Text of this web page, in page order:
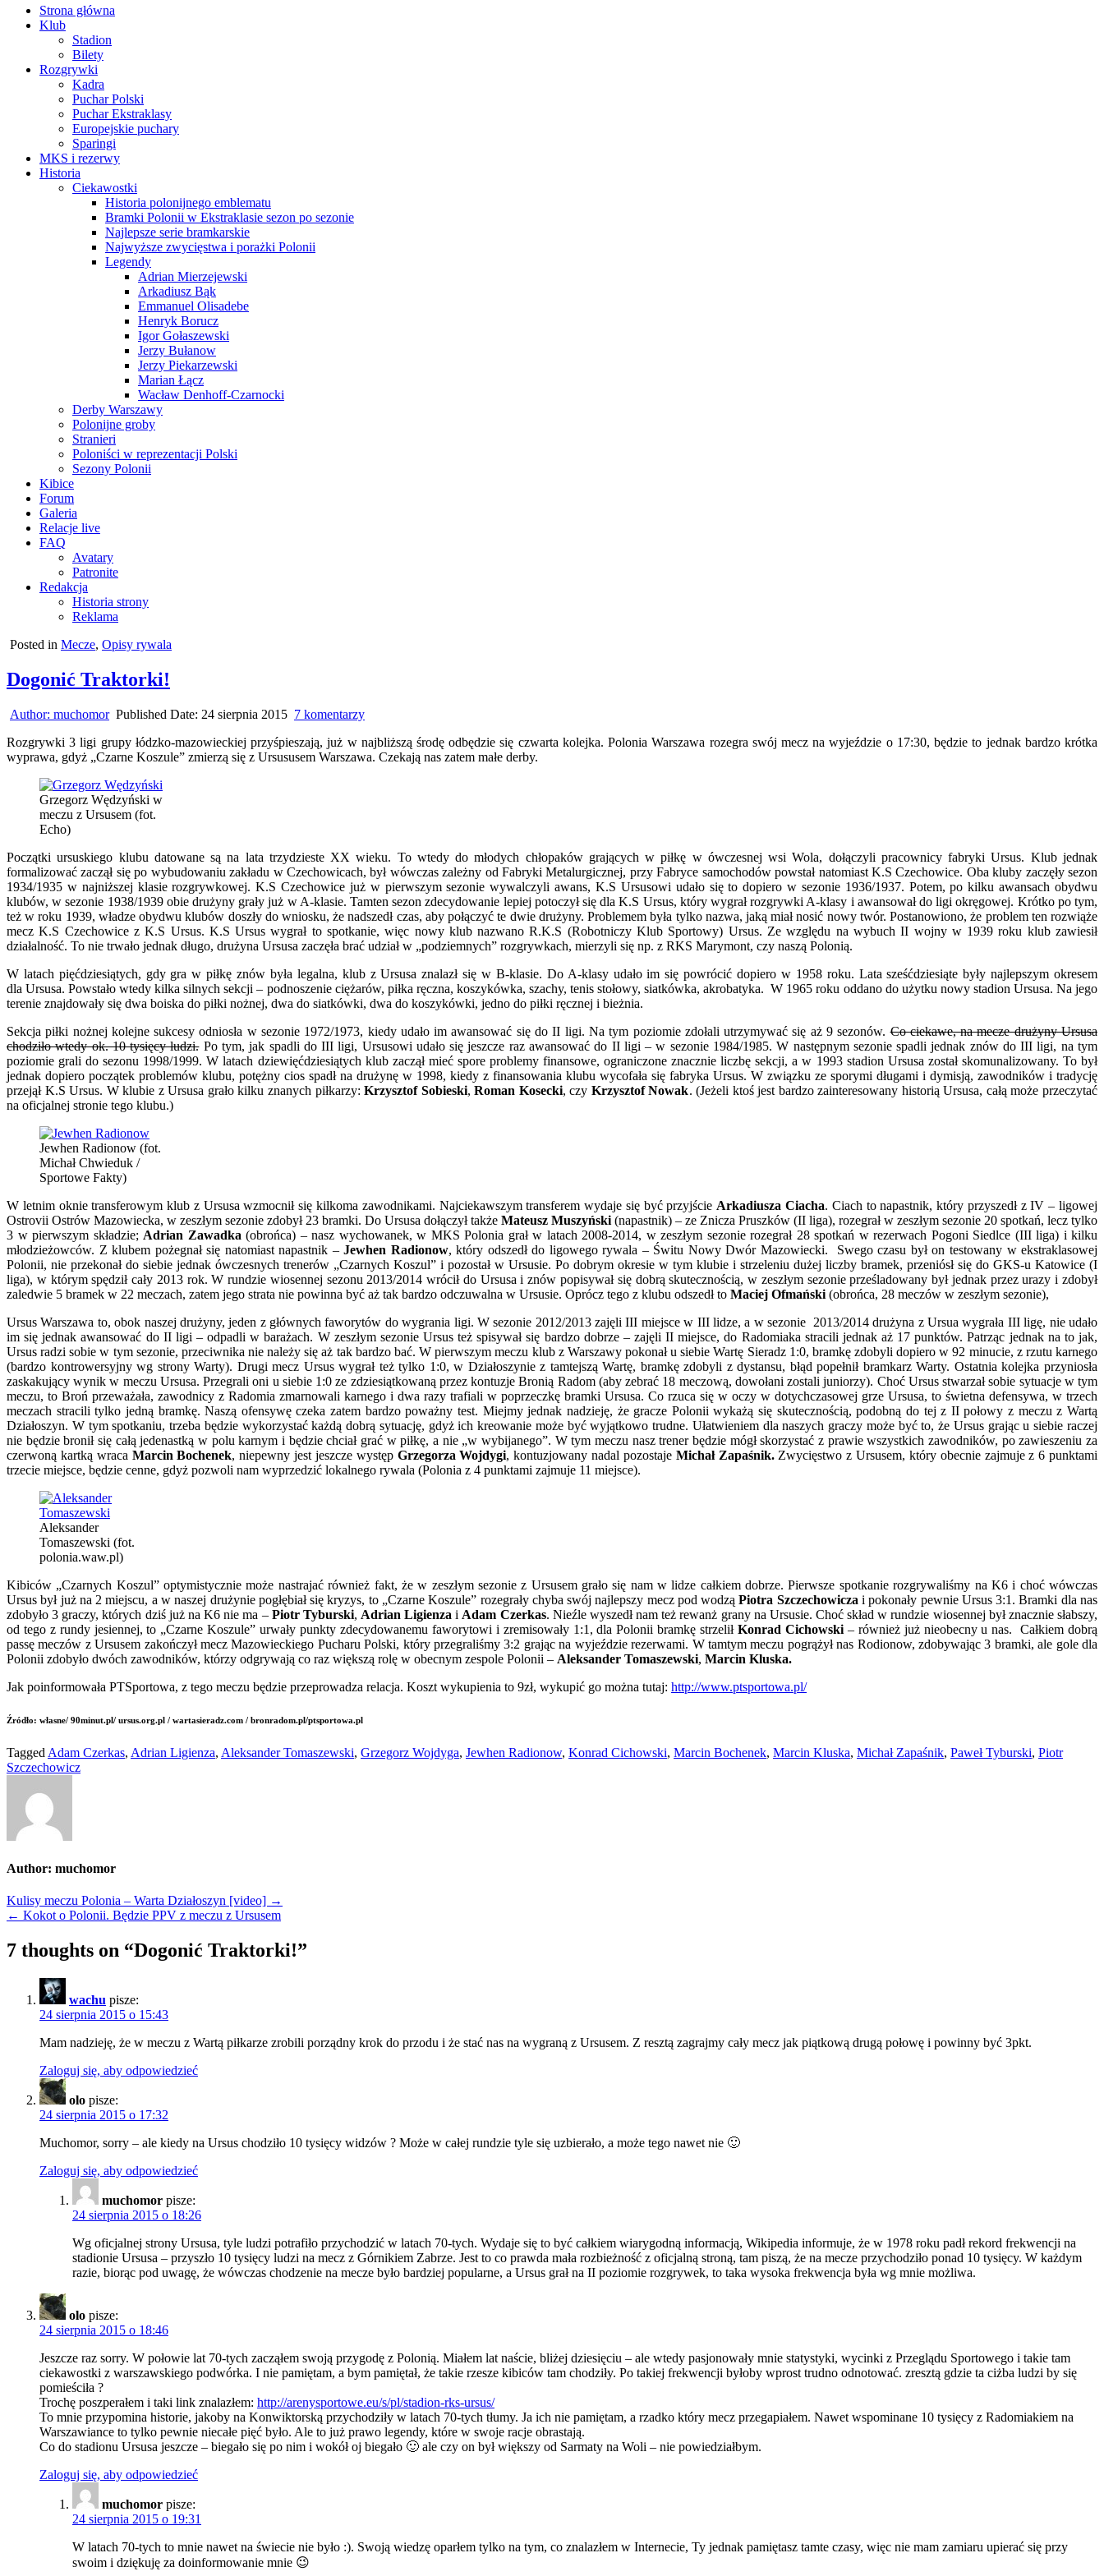
Strona główna
Klub
Stadion
Bilety
Rozgrywki
Kadra
Puchar Polski
Puchar Ekstraklasy
Europejskie puchary
Sparingi
MKS i rezerwy
Historia
Ciekawostki
Historia polonijnego emblematu
Bramki Polonii w Ekstraklasie sezon po sezonie
Najlepsze serie bramkarskie
Najwyższe zwycięstwa i porażki Polonii
Legendy
Adrian Mierzejewski
Arkadiusz Bąk
Emmanuel Olisadebe
Henryk Borucz
Igor Gołaszewski
Jerzy Bułanow
Jerzy Piekarzewski
Marian Łącz
Wacław Denhoff-Czarnocki
Derby Warszawy
Polonijne groby
Stranieri
Poloniści w reprezentacji Polski
Sezony Polonii
Kibice
Forum
Galeria
Relacje live
FAQ
Avatary
Patronite
Redakcja
Historia strony
Reklama
Posted in Mecze, Opisy rywala
Dogonić Traktorki!
Author: muchomor Published Date: 24 sierpnia 2015 7 komentarzydo
Traktorki!
Rozgrywki 3 ligi grupy łódzko-mazowieckiej przyśpieszają, już w najbliższą środę odbędzie się czwarta kolejka. Polonia Warszawa rozegra swój mecz na wyjeździe o 17:30, będzie to jednak bardzo krótka
wyprawa, gdyż „Czarne Koszule” zmierzą się z Ursususem Warszawa. Czekają nas zatem małe derby.
Grzegorz Wędzyński w
meczu z Ursusem (fot.
Echo)
Początki ursuskiego klubu datowane są na lata trzydzieste XX wieku. To wtedy do młodych chłopaków grających w piłkę w ówczesnej wsi Wola, dołączyli pracownicy fabryki Ursus. Klub jednak
formalizować zaczął się po wybudowaniu zakładu w Czechowicach, był wówczas zależny od Fabryki Metalurgicznej, przy Fabryce samochodów powstał natomiast K.S Czechowice. Oba kluby zaczęły sezon
1934/1935 w najniższej klasie rozgrywkowej. K.S Czechowice już w pierwszym sezonie wywalczyli awans, K.S Ursusowi udało się to dopiero w sezonie 1936/1937. Potem, po kilku awansach obydwu
klubów, w sezonie 1938/1939 obie drużyny grały już w A-klasie. Tamten sezon zdecydowanie lepiej potoczył się dla K.S Ursus, który wygrał rozgrywki A-klasy i awansował do ligi okręgowej. Krótko po tym,
też w roku 1939, władze obydwu klubów doszły do wniosku, że nadszedł czas, aby połączyć te dwie drużyny. Problemem była tylko nazwa, jaką miał nosić nowy twór. Postanowiono, że problem ten rozwiąże
mecz K.S Czechowice z K.S Ursus. K.S Ursus wygrał to spotkanie, więc nowy klub nazwano R.K.S (Robotniczy Klub Sportowy) Ursus. Ze względu na wybuch II wojny w 1939 roku klub zawiesił
działalność. To nie trwało jednak długo, drużyna Ursusa zaczęła brać udział w „podziemnych” rozgrywkach, mierzyli się np. z RKS Marymont, czy naszą Polonią.
W latach pięćdziesiątych, gdy gra w piłkę znów była legalna, klub z Ursusa znalazł się w B-klasie. Do A-klasy udało im się powrócić dopiero w 1958 roku. Lata sześćdziesiąte były najlepszym okresem
dla Ursusa. Powstało wtedy kilka silnych sekcji – podnoszenie ciężarów, piłka ręczna, koszykówka, szachy, tenis stołowy, siatkówka, akrobatyka. W 1965 roku oddano do użytku nowy stadion Ursusa. Na jego
terenie znajdowały się dwa boiska do piłki nożnej, dwa do siatkówki, dwa do koszykówki, jedno do piłki ręcznej i bieżnia.
Sekcja piłki nożnej kolejne sukcesy odniosła w sezonie 1972/1973, kiedy udało im awansować się do II ligi. Na tym poziomie zdołali utrzymywać się aż 9 sezonów.Co ciekawe, na mecze drużyny Ursusa
chodziło wtedy ok. 10 tysięcy ludzi.Po tym, jak spadli do III ligi, Ursusowi udało się jeszcze raz awansować do II ligi – w sezonie 1984/1985. W następnym sezonie spadli jednak znów do III ligi, na tym
poziomie grali do sezonu 1998/1999. W latach dziewięćdziesiątych klub zaczął mieć spore problemy finansowe, ograniczone znacznie liczbę sekcji, a w 1993 stadion Ursusa został skomunalizowany. To był
jednak dopiero początek problemów klubu, potężny cios spadł na drużynę w 1998, kiedy z finansowania klubu wycofała się fabryka Ursus. W związku ze sporymi długami i dymisją, zawodników i tradycję
przejął K.S Ursus. W klubie z Ursusa grało kilku znanych piłkarzy: Krzysztof Sobieski,Roman Kosecki, czy Krzysztof Nowak. (Jeżeli ktoś jest bardzo zainteresowany historią Ursusa, całą może przeczytać
na oficjalnej stronie tego klubu.)
Jewhen Radionow (fot.
Michał Chwieduk /
Sportowe Fakty)
W letnim oknie transferowym klub z Ursusa wzmocnił się kilkoma zawodnikami. Najciekawszym transferem wydaje się być przyjście Arkadiusza Ciacha. Ciach to napastnik, który przyszedł z IV – ligowej
Ostrovii Ostrów Mazowiecka, w zeszłym sezonie zdobył 23 bramki. Do Ursusa dołączył także Mateusz Muszyński (napastnik) – ze Znicza Pruszków (II liga), rozegrał w zeszłym sezonie 20 spotkań, lecz tylko
3 w pierwszym składzie; Adrian Zawadka (obrońca) – nasz wychowanek, w MKS Polonia grał w latach 2008-2014, w zeszłym sezonie rozegrał 28 spotkań w rezerwach Pogoni Siedlce (III liga) i kilku
młodzieżowców. Z klubem pożegnał się natomiast napastnik –Jewhen Radionow, który odszedł do ligowego rywala – Świtu Nowy Dwór Mazowiecki. Swego czasu był on testowany w ekstraklasowej
Polonii, nie przekonał do siebie jednak ówczesnych trenerów „Czarnych Koszul” i pozostał w Ursusie. Po dobrym okresie w tym klubie i strzeleniu dużej liczby bramek, przeniósł się do GKS-u Katowice (I
liga), w którym spędził cały 2013 rok. W rundzie wiosennej sezonu 2013/2014 wrócił do Ursusa i znów popisywał się dobrą skutecznością, w zeszłym sezonie prześladowany był jednak przez urazy i zdobył
zaledwie 5 bramek w 22 meczach, zatem jego strata nie powinna być aż tak bardzo odczuwalna w Ursusie. Oprócz tego z klubu odszedł to Maciej Ofmański (obrońca, 28 meczów w zeszłym sezonie),
Ursus Warszawa to, obok naszej drużyny, jeden z głównych faworytów do wygrania ligi. W sezonie 2012/2013 zajęli III miejsce w III lidze, a w sezonie 2013/2014 drużyna z Ursua wygrała III ligę, nie udało
im się jednak awansować do II ligi – odpadli w barażach. W zeszłym sezonie Ursus też spisywał się bardzo dobrze – zajęli II miejsce, do Radomiaka stracili jednak aż 17 punktów. Patrząc jednak na to jak,
Ursus radzi sobie w tym sezonie, przeciwnika nie należy się aż tak bardzo bać. W pierwszym meczu klub z Warszawy pokonał u siebie Wartę Sieradz 1:0, bramkę zdobyli dopiero w 92 minucie, z rzutu karnego
(bardzo kontrowersyjny wg strony Warty). Drugi mecz Ursus wygrał też tylko 1:0, w Działoszynie z tamtejszą Wartę, bramkę zdobyli z dystansu, błąd popełnił bramkarz Warty. Ostatnia kolejka przyniosła
zaskakujący wynik w meczu Ursusa. Przegrali oni u siebie 1:0 ze zdziesiątkowaną przez kontuzje Bronią Radom (aby zebrać 18 meczową, dowołani zostali juniorzy). Choć Ursus stwarzał sobie sytuacje w tym
meczu, to Broń przeważała, zawodnicy z Radomia zmarnowali karnego i dwa razy trafiali w poprzeczkę bramki Ursusa. Co rzuca się w oczy w dotychczasowej grze Ursusa, to świetna defensywa, w trzech
meczach stracili tylko jedną bramkę. Naszą ofensywę czeka zatem bardzo poważny test. Miejmy jednak nadzieję, że gracze Polonii wykażą się skutecznością, podobną do tej z II połowy z meczu z Wartą
Działoszyn. W tym spotkaniu, trzeba będzie wykorzystać każdą dobrą sytuację, gdyż ich kreowanie może być wyjątkowo trudne. Ułatwieniem dla naszych graczy może być to, że Ursus grając u siebie raczej
nie będzie bronił się całą jedenastką w polu karnym i będzie chciał grać w piłkę, a nie „w wybijanego”. W tym meczu nasz trener będzie mógł skorzystać z prawie wszystkich zawodników, po zawieszeniu za
czerwoną kartką wraca Marcin Bochenek, niepewny jest jeszcze występ Grzegorza Wojdygi, kontuzjowany nadal pozostaje Michał Zapaśnik.Zwycięstwo z Ursusem, który obecnie zajmuje z 6 punktami
trzecie miejsce, będzie cenne, gdyż pozwoli nam wyprzedzić lokalnego rywala (Polonia z 4 punktami zajmuje 11 miejsce).
Aleksander
Tomaszewski (fot.
polonia.waw.pl)
Kibiców „Czarnych Koszul” optymistycznie może nastrajać również fakt, że w zeszłym sezonie z Ursusem grało się nam w lidze całkiem dobrze. Pierwsze spotkanie rozgrywaliśmy na K6 i choć wówczas
Ursus był już na 2 miejscu, a w naszej drużynie pogłębiał się kryzys, to „Czarne Koszule” rozegrały chyba swój najlepszy mecz pod wodząPiotra Szczechowiczai pokonały pewnie Ursus 3:1. Bramki dla nas
zdobyło 3 graczy, których dziś już na K6 nie ma – Piotr Tyburski, Adrian Ligienzai Adam Czerkas. Nieźle wyszedł nam też rewanż grany na Ursusie. Choć skład w rundzie wiosennej był znacznie słabszy,
od tego z rundy jesiennej, to „Czarne Koszule” urwały punkty zdecydowanemu faworytowi i zremisowały 1:1, dla Polonii bramkę strzeliłKonrad Cichowski– również już nieobecny u nas. Całkiem dobrą
passę meczów z Ursusem zakończył mecz Mazowieckiego Pucharu Polski, który przegraliśmy 3:2 grając na wyjeździe rezerwami. W tamtym meczu pogrążył nas Rodionow, zdobywając 3 bramki, ale gole dla
Polonii zdobyło dwóch zawodników, którzy odgrywają co raz większą rolę w obecnym zespole Polonii – Aleksander Tomaszewski, Marcin Kluska.
Jak poinformowała PTSportowa, z tego meczu będzie przeprowadza relacja. Koszt wykupienia to 9zł, wykupić go można tutaj: http://www.ptsportowa.pl/
Źródło: własne/ 90minut.pl/ ursus.org.pl / wartasieradz.com / bronradom.pl/ptsportowa.pl
Tagged Adam Czerkas, Adrian Ligienza, Aleksander Tomaszewski, Grzegorz Wojdyga, Jewhen Radionow, Konrad Cichowski, Marcin Bochenek, Marcin Kluska, Michał Zapaśnik, Paweł Tyburski, Piotr
Szczechowicz
Author: muchomor
Nawigacja
wpisu
Kulisy meczu Polonia – Warta Działoszyn [video] →
← Kokot o Polonii. Będzie PPV z meczu z Ursusem
7 thoughts on “Dogonić Traktorki!”
wachu pisze:
24 sierpnia 2015 o 15:43
Mam nadzieję, że w meczu z Wartą piłkarze zrobili porządny krok do przodu i że stać nas na wygraną z Ursusem. Z resztą zagrajmy cały mecz jak piątkową drugą połowę i powinny być 3pkt.
Zaloguj się, aby odpowiedzieć
olo pisze:
24 sierpnia 2015 o 17:32
Muchomor, sorry – ale kiedy na Ursus chodziło 10 tysięcy widzów ? Może w całej rundzie tyle się uzbierało, a może tego nawet nie 🙂
Zaloguj się, aby odpowiedzieć
muchomor pisze:
24 sierpnia 2015 o 18:26
Wg oficjalnej strony Ursusa, tyle ludzi potrafiło przychodzić w latach 70-tych. Wydaje się to być całkiem wiarygodną informacją, Wikipedia informuje, że w 1978 roku padł rekord frekwencji na
stadionie Ursusa – przyszło 10 tysięcy ludzi na mecz z Górnikiem Zabrze. Jest to co prawda mała rozbieżność z oficjalną stroną, tam piszą, że na mecze przychodziło ponad 10 tysięcy. W każdym
razie, biorąc pod uwagę, że wówczas chodzenie na mecze było bardziej popularne, a Ursus grał na II poziomie rozgrywek, to taka wysoka frekwencja była wg mnie możliwa.
olo pisze:
24 sierpnia 2015 o 18:46
Jeszcze raz sorry. W połowie lat 70-tych zacząłem swoją przygodę z Polonią. Miałem lat naście, bliżej dziesięciu – ale wtedy pasjonowały mnie statystyki, wycinki z Przeglądu Sportowego i takie tam
ciekawostki z warszawskiego podwórka. I nie pamiętam, a bym pamiętał, że takie rzesze kibiców tam chodziły. Po takiej frekwencji byłoby wprost trudno odnotować. zresztą gdzie ta ciżba ludzi by się
pomieściła ?
Trochę poszperałem i taki link znalazłem: http://arenysportowe.eu/s/pl/stadion-rks-ursus/
To mnie przypomina historie, jakoby na Konwiktorską przychodziły w latach 70-tych tłumy. Ja ich nie pamiętam, a rzadko który mecz przegapiałem. Nawet wspominane 10 tysięcy z Radomiakiem na
Warszawiance to tylko pewnie niecałe pięć było. Ale to już prawo legendy, które w swoje racje obrastają.
Co do stadionu Ursusa jeszcze – biegało się po nim i wokół oj biegało 🙂 ale czy on był większy od Sarmaty na Woli – nie powiedziałbym.
Zaloguj się, aby odpowiedzieć
muchomor pisze:
24 sierpnia 2015 o 19:31
W latach 70-tych to mnie nawet na świecie nie było :). Swoją wiedzę oparłem tylko na tym, co znalazłem w Internecie, Ty jednak pamiętasz tamte czasy, więc nie mam zamiaru upierać się przy
swoim i dziękuję za doinformowanie mnie 😉